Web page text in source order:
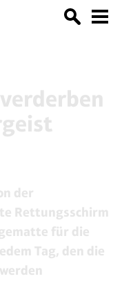
der
Rettungsschirm
für die
Tag, den die